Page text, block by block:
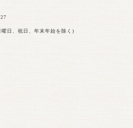
日、祝日、年末年始を除く)